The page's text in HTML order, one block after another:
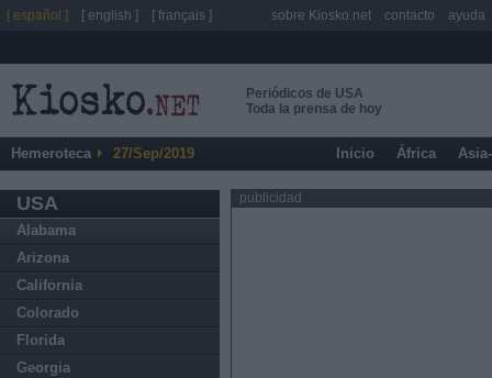
Periódicos de USA
Toda la prensa de hoy
Hemeroteca 27/Sep/2019 Inicio África
USA
Alabama
Arizona
California
Colorado
Florida
Georgia
publicidad
[ español ] [ english ] [ français ] sobre Kiosko.net contacto ayuda